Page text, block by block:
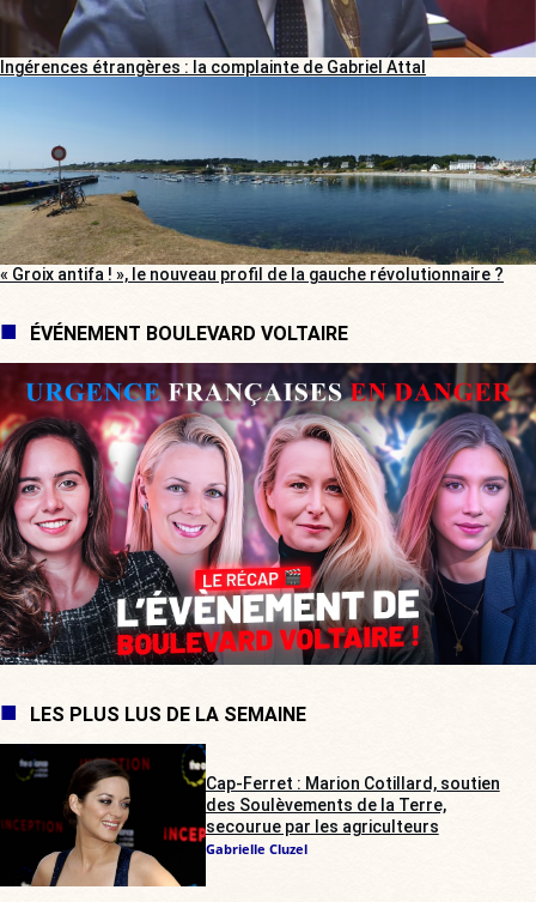
Ingérences étrangères : la complainte de Gabriel Attal
« Groix antifa ! », le nouveau profil de la gauche révolutionnaire ?
ÉVÉNEMENT BOULEVARD VOLTAIRE
LES PLUS LUS DE LA SEMAINE
Cap-Ferret : Marion Cotillard, soutien
des Soulèvements de la Terre,
secourue par les agriculteurs
Gabrielle Cluzel